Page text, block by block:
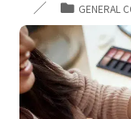
GENERAL